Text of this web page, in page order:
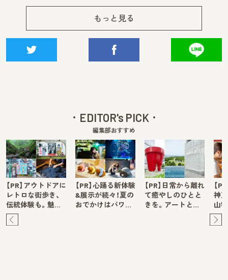
もっと見る
EDITOR's PICK
編集部おすすめ
【PR】アウトドアに
レトロな街歩き、
伝統体験も。魅…
【PR】心踊る新体験
&展示が続々！夏の
おでかけはパワ…
【PR】日常から離れ
て癒やしのひとと
きを。アートと…
【
神
山